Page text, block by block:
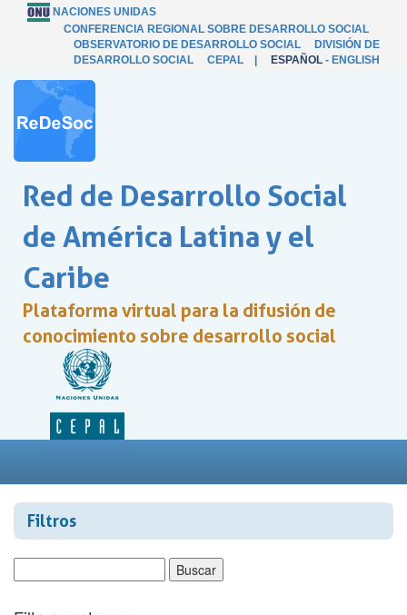
NACIONES UNIDAS
CONFERENCIA REGIONAL SOBRE DESARROLLO SOCIAL
OBSERVATORIO DE DESARROLLO SOCIAL
DIVISIÓN DE
DESARROLLO SOCIAL
CEPAL ESPAÑOL - ENGLISH
Red de Desarrollo Social
de América Latina y el
Caribe
Plataforma virtual para la difusión de
conocimiento sobre desarrollo social
Filtros